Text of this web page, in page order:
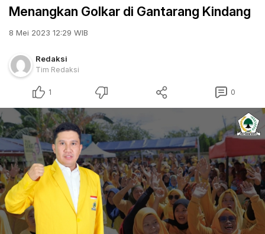
Menangkan Golkar di Gantarang Kindang
8 Mei 2023 12:29 WIB
Redaksi
Tim Redaksi
1 0